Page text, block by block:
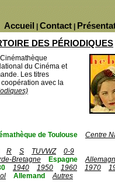
Contact
Accueil
DES PÉRIODIQUES
du Cinéma et
Les titres
avec la
de Toulouse
Centre
R S TUVWZ
0-9
Bretagne Espagne
1940 1950 1960 1970
Allemand
Autres